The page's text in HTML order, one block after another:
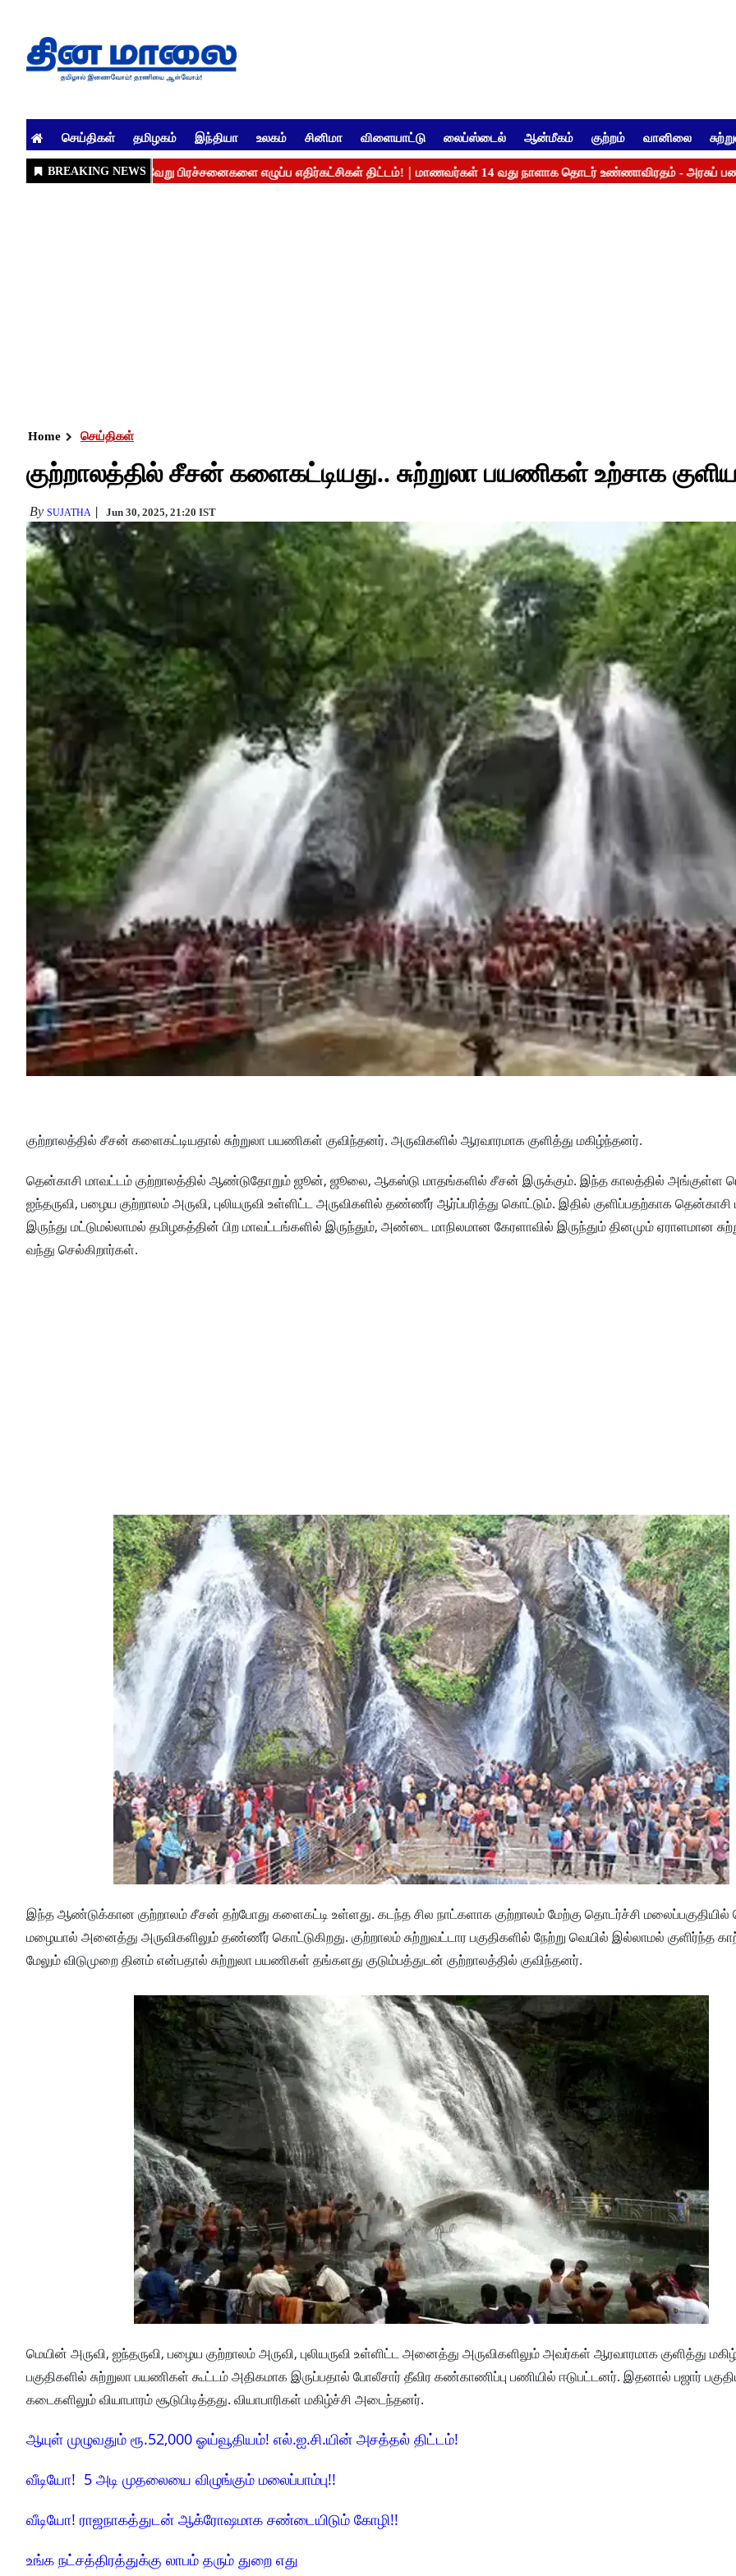
செய்திகள் தமிழகம் இந்தியா உலகம் சினிமா விளையாட்டு லைப்ஸ்டைல் ஆன்மீகம் குற்றம் வானிலை
Home செய்திகள்
குற்றாலத்தில் சீசன் களைகட்டியது.. சுற்றுலா பயணிகள் உற்சாக
By SUJATHA Jun 30, 2025, 21:20 IST
குற்றாலத்தில் சீசன் களைகட்டியதால் சுற்றுலா பயணிகள் குவிந்தனர். அருவிகளில் ஆரவாரமாக குளித்து மகிழ்ந்தனர்.
தென்காசி மாவட்டம் குற்றாலத்தில் ஆண்டுதோறும் ஜூன், ஜூலை, ஆகஸ்டு மாதங்களில் சீசன் இருக்கும். இந்த காலத்தில் அங்குள்ள
ஐந்தருவி, பழைய குற்றாலம் அருவி, புலியருவி உள்ளிட்ட அருவிகளில் தண்ணீர் ஆர்ப்பரித்து கொட்டும். இதில் குளிப்பதற்காக
இருந்து மட்டுமல்லாமல் தமிழகத்தின் பிற மாவட்டங்களில் இருந்தும், அண்டை மாநிலமான கேரளாவில் இருந்தும் தினமும் ஏராளமான
வந்து செல்கிறார்கள்.
இந்த ஆண்டுக்கான குற்றாலம் சீசன் தற்போது களைகட்டி உள்ளது. கடந்த சில நாட்களாக குற்றாலம் மேற்கு தொடர்ச்சி மலைப்பகுதியில்
மழையால் அனைத்து அருவிகளிலும் தண்ணீர் கொட்டுகிறது. குற்றாலம் சுற்றுவட்டார பகுதிகளில் நேற்று வெயில் இல்லாமல் குளிர்ந்த
மேலும் விடுமுறை தினம் என்பதால் சுற்றுலா பயணிகள் தங்களது குடும்பத்துடன் குற்றாலத்தில் குவிந்தனர்.
மெயின் அருவி, ஐந்தருவி, பழைய குற்றாலம் அருவி, புலியருவி உள்ளிட்ட அனைத்து அருவிகளிலும் அவர்கள் ஆரவாரமாக குளித்து
பகுதிகளில் சுற்றுலா பயணிகள் கூட்டம் அதிகமாக இருப்பதால் போலீசார் தீவிர கண்காணிப்பு பணியில் ஈடுபட்டனர். இதனால் பஜார்
கடைகளிலும் வியாபாரம் சூடுபிடித்தது. வியாபாரிகள் மகிழ்ச்சி அடைந்தனர்.
ஆயுள் முழுவதும் ரூ.52,000 ஓய்வூதியம்! எல்.ஐ.சி.யின் அசத்தல் திட்டம்!
வீடியோ! 5 அடி முதலையை விழுங்கும் மலைப்பாம்பு!!
வீடியோ! ராஜநாகத்துடன் ஆக்ரோஷமாக சண்டையிடும் கோழி!!
உங்க நட்சத்திரத்துக்கு லாபம் தரும் துறை எது